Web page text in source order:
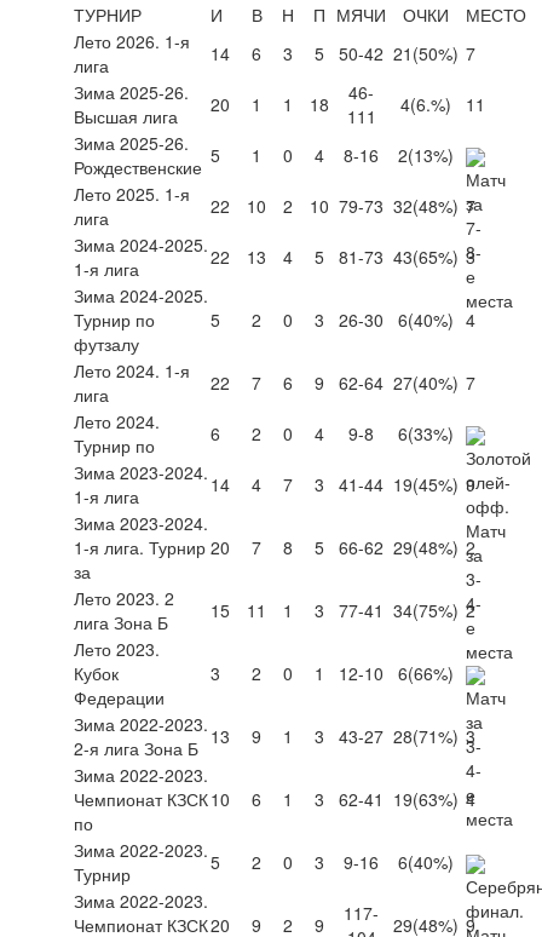
ТУРНИР
И В Н П МЯЧИ ОЧКИ
МЕСТО
Лето 2026. 1-я
лига
14 6 3 5 50-42 21 (50%) 7
Зима 2025-26.
Высшая лига
20 1 1 18
46-
111
4(6.%)
11
Зима 2025-26.
Рождественские 5 1 0 4 8-16 2(13%)
Лето 2025. 1-я
лига
22 10 2 10 79-73 32(48%) 7
Зима 2024-2025.
1-я лига
22 13 4 5 81-73 43(65%) 3
Зима 2024-2025.
Турнир по
футзалу
5 2 0 3 26-30 6(40%) 4
Лето 2024. 1-я
лига
22 7 6 9 62-64 27(40%) 7
Лето 2024.
Турнир по
6 2 0 4 9-8 6(33%)
Зима 2023-2024.
1-я лига
14 4 7 3 41-44 19(45%) 9
Зима 2023-2024.
1-я лига. Турнир
за
20 7 8 5 66-62 29(48%) 2
Лето 2023. 2
лига Зона Б
15 11 1 3 77-41 34(75%) 2
Лето 2023.
Кубок
Федерации
3 2 0 1 12-10 6(66%)
Зима 2022-2023.
2-я лига Зона Б 13 9 1 3 43-27 28(71%) 3
Зима 2022-2023.
Чемпионат КЗСК
по
10 6 1 3 62-41 19(63%) 4
Зима 2022-2023.
Турнир
5 2 0 3 9-16 6(40%)
Зима 2022-2023.
Чемпионат КЗСК20 9 2 9
117-
29(48%) 9